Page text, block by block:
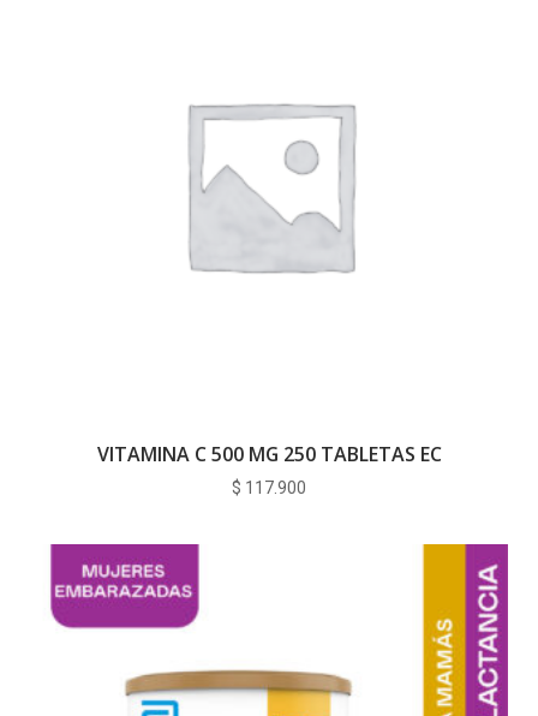
VITAMINA C 500 MG 250 TABLETAS EC
$ 117.900